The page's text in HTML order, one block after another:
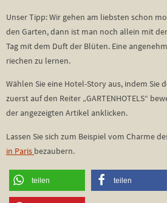
Unser Tipp: Wir gehen am liebsten schon
den Garten, dann ist man noch allein mit
Tag mit dem Duft der Blüten. Eine
riechen zu lernen.
Wählen Sie eine Hotel-Story aus, indem Sie
zuerst auf den Reiter „GARTENHOTELS“
der angezeigten Artikel anklicken.
Lassen Sie sich zum Beispiel vom Charme
in Paris bezaubern.
teilen teilen